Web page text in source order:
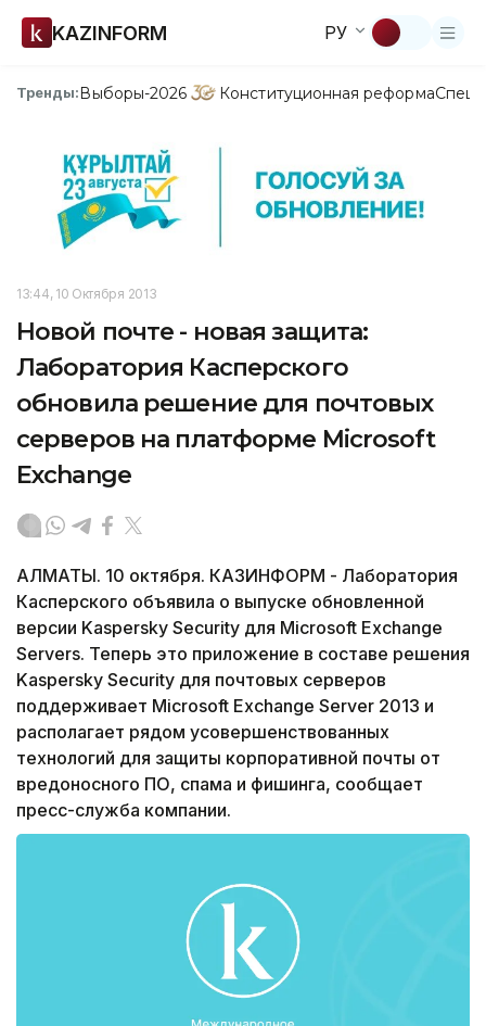
KAZINFORM РУ
Тренды:Выборы-2026 Конституционная реформа
13:44, 10 Октября 2013
Новой почте - новая защита:
Лаборатория Касперского
обновила решение для почтовых
серверов на платформе Microsoft
Exchange
АЛМАТЫ. 10 октября. КАЗИНФОРМ - Лаборатория
Касперского объявила о выпуске обновленной
версии Kaspersky Security для Microsoft Exchange
Servers. Теперь это приложение в составе решения
Kaspersky Security для почтовых серверов
поддерживает Microsoft Exchange Server 2013 и
располагает рядом усовершенствованных
технологий для защиты корпоративной почты от
вредоносного ПО, спама и фишинга, сообщает
пресс-служба компании.